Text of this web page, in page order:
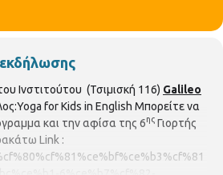
εκδήλωσης
Ινστιτούτου (Τσιμισκή 116) Galileo
for Kids in English Μπορείτε να
και την αφίσα της 6ης Γιορτής
Link :